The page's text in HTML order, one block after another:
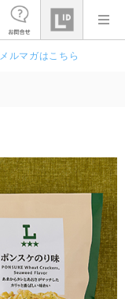
ルマガはこちら